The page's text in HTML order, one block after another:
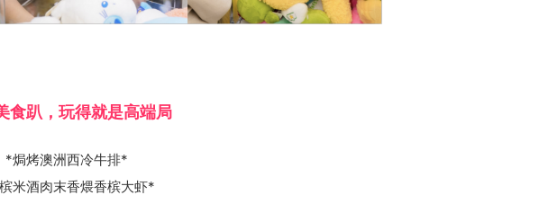
食趴，玩得就是高端局
*焗烤澳洲西冷牛排*
米酒肉末香煨香槟大虾*